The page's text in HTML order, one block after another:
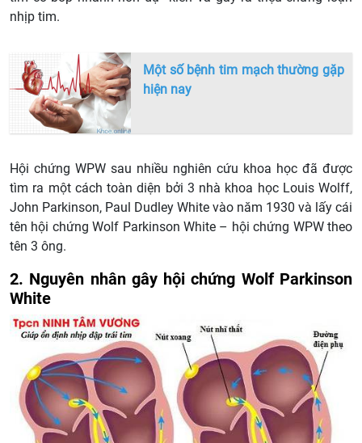
nhịp tim.
Một số bệnh tim mạch thường gặp
hiện nay
Hội chứng WPW sau nhiều nghiên cứu khoa học đã được
tìm ra một cách toàn diện bởi 3 nhà khoa học Louis Wolff,
John Parkinson, Paul Dudley White vào năm 1930 và lấy cái
tên hội chứng Wolf Parkinson White – hội chứng WPW theo
tên 3 ông.
2. Nguyên nhân gây hội chứng Wolf Parkinson
White